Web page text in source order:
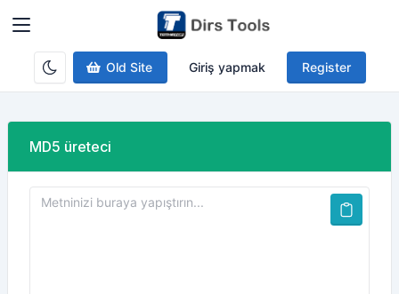
Old Site Giriş yapmak Register
MD5 üreteci